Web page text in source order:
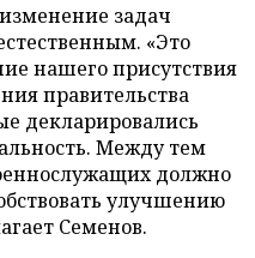
задач
«Это
нашего присутствия
правительства
декларировались
Между тем
должно
улучшению
Семенов.